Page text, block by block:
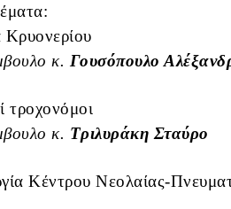
κ. Γουσόπουλο
τροχονόμοι
κ. Τριλυράκη Σταύρο
Κέντρου Νεολαίας-